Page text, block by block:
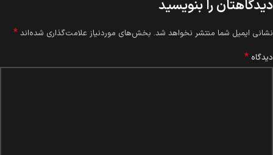
دیدگاهتان را بنویسید
نشانی ایمیل شما منتشر نخواهد شد. بخش‌های موردنیاز علامت‌گذاری شده‌اند *
دیدگاه *